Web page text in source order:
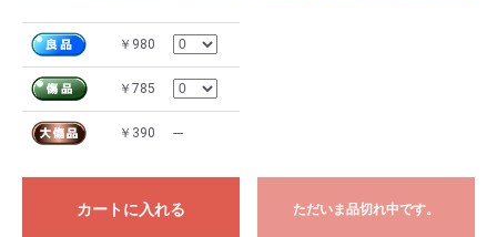
￥980
￥785
￥390 ---
カートに入れる ただいま品切れ中です。